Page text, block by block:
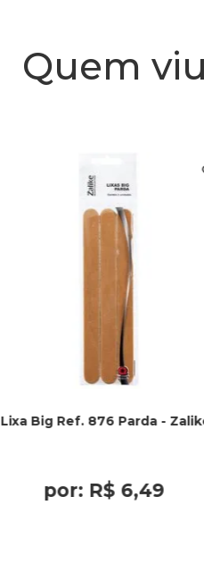
Quem
Lixa Big Ref. 876 Parda -
por: R$ 6,49